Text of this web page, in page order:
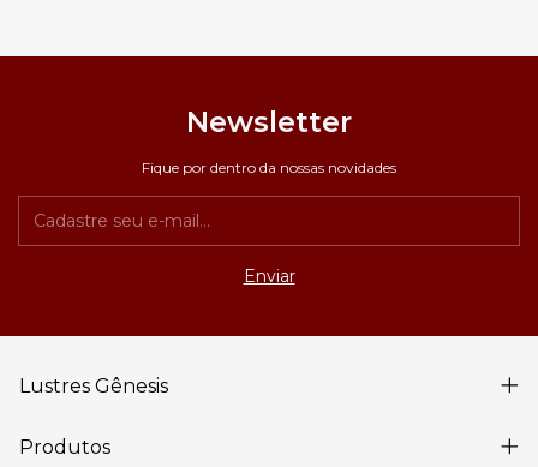
Newsletter
Fique por dentro da nossas novidades
Lustres Gênesis
Produtos